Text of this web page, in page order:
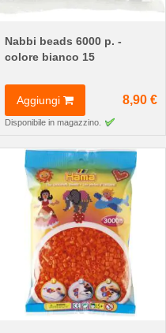
Nabbi beads 6000 p. -
colore bianco 15
Aggiungi 8,90 €
Disponibile in magazzino.